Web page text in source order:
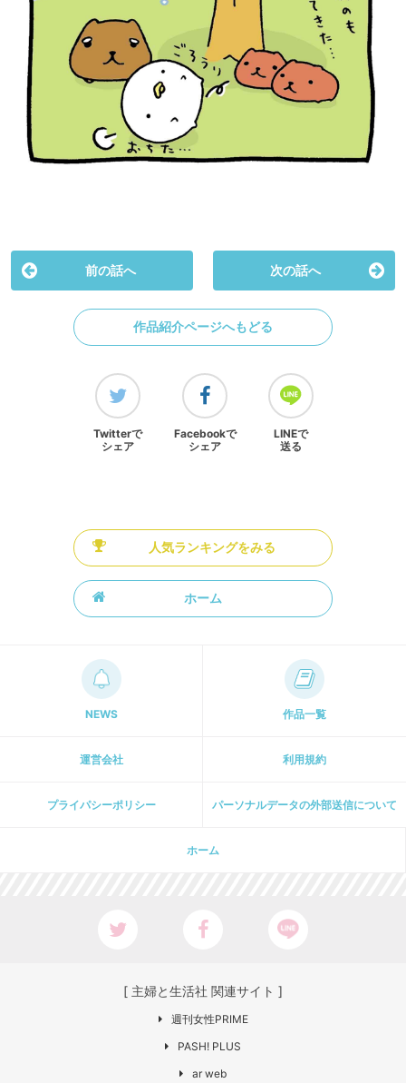
前の話へ 次の話へ
作品紹介ページへもどる
Twitterで
シェア
Facebookで
シェア
LINEで
送る
人気ランキングをみる
ホーム
NEWS 作品一覧
運営会社 利用規約
プライパシーポリシー パーソナルデータの外部送信について
ホーム
[ 主婦と生活社 関連サイト ]
週刊女性PRIME
PASH! PLUS
ar web